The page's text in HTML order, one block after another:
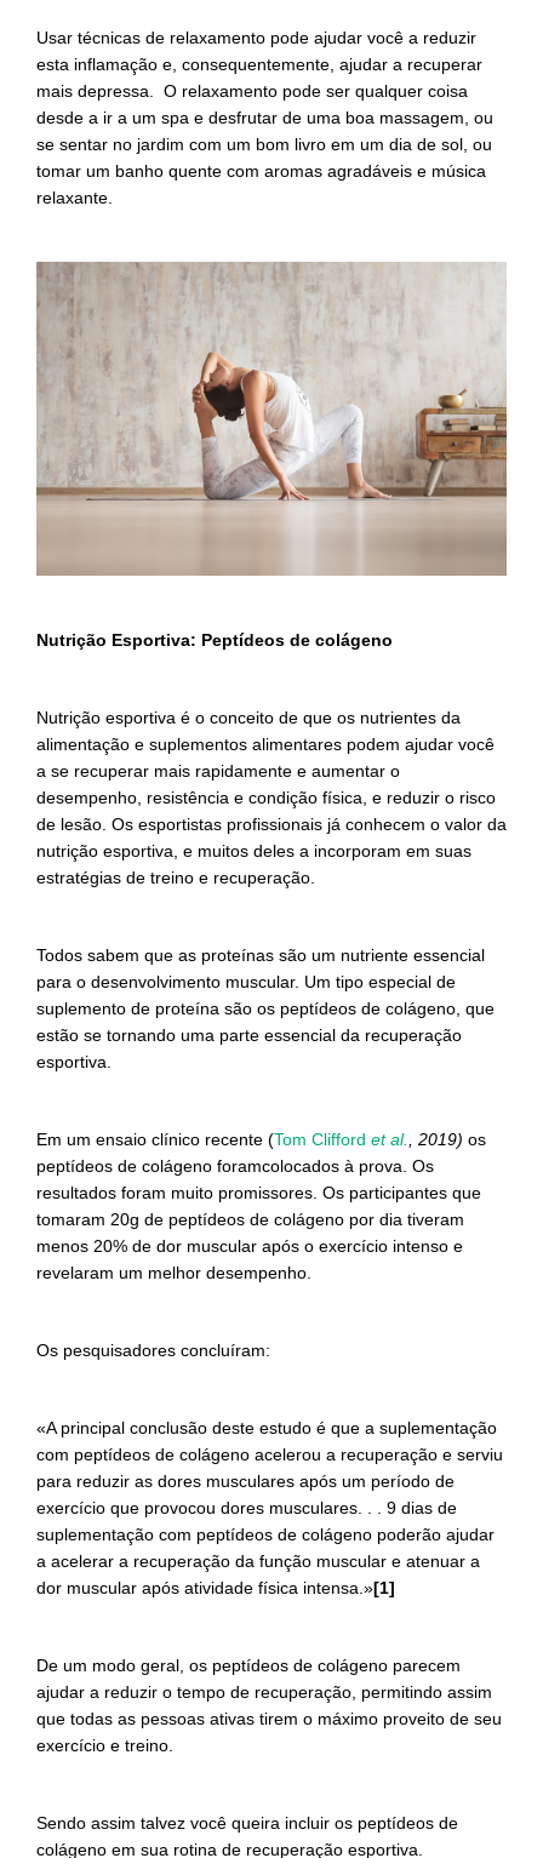
Usar técnicas de relaxamento pode ajudar você a reduzir
esta inflamação e, consequentemente, ajudar a recuperar
mais depressa. O relaxamento pode ser qualquer coisa
desde a ir a um spa e desfrutar de uma boa massagem, ou
se sentar no jardim com um bom livro em um dia de sol, ou
tomar um banho quente com aromas agradáveis e música
relaxante.
Nutrição Esportiva: Peptídeos de colágeno
Nutrição esportiva é o conceito de que os nutrientes da
alimentação e suplementos alimentares podem ajudar você
a se recuperar mais rapidamente e aumentar o
desempenho, resistência e condição física, e reduzir o risco
de lesão. Os esportistas profissionais já conhecem o valor da
nutrição esportiva, e muitos deles a incorporam em suas
estratégias de treino e recuperação.
Todos sabem que as proteínas são um nutriente essencial
para o desenvolvimento muscular. Um tipo especial de
suplemento de proteína são os peptídeos de colágeno, que
estão se tornando uma parte essencial da recuperação
esportiva.
Em um ensaio clínico recente (Tom Clifford et al. , 2019) os
peptídeos de colágeno foramcolocados à prova. Os
resultados foram muito promissores. Os participantes que
tomaram 20g de peptídeos de colágeno por dia tiveram
menos 20% de dor muscular após o exercício intenso e
revelaram um melhor desempenho.
Os pesquisadores concluíram:
«A principal conclusão deste estudo é que a suplementação
com peptídeos de colágeno acelerou a recuperação e serviu
para reduzir as dores musculares após um período de
exercício que provocou dores musculares. . . 9 dias de
suplementação com peptídeos de colágeno poderão ajudar
a acelerar a recuperação da função muscular e atenuar a
dor muscular após atividade física intensa.»[1]
De um modo geral, os peptídeos de colágeno parecem
ajudar a reduzir o tempo de recuperação, permitindo assim
que todas as pessoas ativas tirem o máximo proveito de seu
exercício e treino.
Sendo assim talvez você queira incluir os peptídeos de
colágeno em sua rotina de recuperação esportiva.